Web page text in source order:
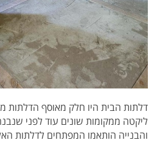
דלתות הבית היו חלק מאוסף הדלתות
ליקטה ממקומות שונים עוד לפני
והבנייה הותאמו המפתחים לדלתות